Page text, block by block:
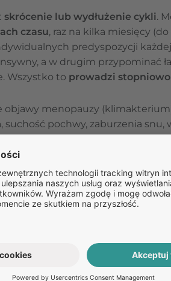
skrócenie lub wydłużenie cykli.
czasu, raz na kilka miesięcy
predyspozycji
a w drugim przypominać
Wszystko to prowadzi
menopauzy
pochwy, zaburzenia snu,
innych.
menopauzy, nie należy
krwi, są niezbędne, aby
naturalnych procesów
zdrowotnych.
okresie menopauzy?